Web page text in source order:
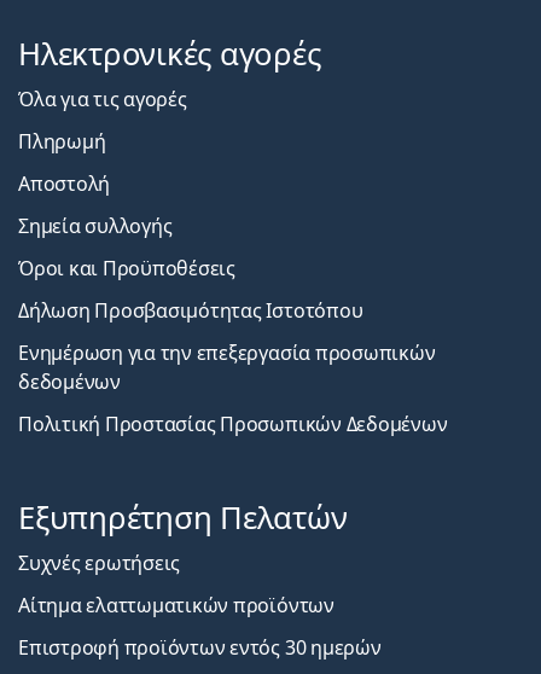
Ηλεκτρονικές αγορές
Όλα για τις αγορές
Πληρωμή
Αποστολή
Σημεία συλλογής
Όροι και Προϋποθέσεις
Δήλωση Προσβασιμότητας Ιστοτόπου
Ενημέρωση για την επεξεργασία προσωπικών
δεδομένων
Πολιτική Προστασίας Προσωπικών Δεδομένων
Εξυπηρέτηση Πελατών
Συχνές ερωτήσεις
Αίτημα ελαττωματικών προϊόντων
Επιστροφή προϊόντων εντός 30 ημερών